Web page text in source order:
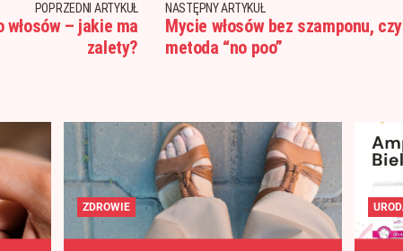
POPRZEDNI ARTYKUŁ
– jakie ma
zalety?
NASTĘPNY ARTYKUŁ
Mycie włosów bez szamponu,
metoda “no poo”
ZDROWIE